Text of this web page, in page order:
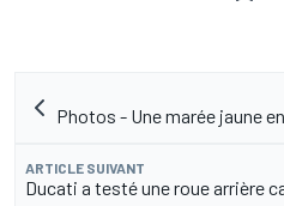
Photos - Une marée jaune
ARTICLE SUIVANT
Ducati a testé une roue arrière